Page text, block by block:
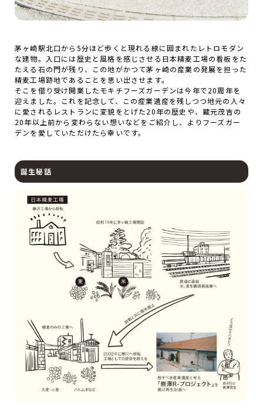
茅ヶ崎駅北口から5分ほど歩くと現れる緑に囲まれたレトロモダン
な建物。入口には歴史と風格を感じさせる日本精麦工場の看板をた
たえる石の門が残り、この地がかつて茅ヶ崎の産業の発展を担った
精麦工場跡地であることを思い出させます。
そこを借り受け開業したモキチフーズガーデンは今年で20周年を
迎えました。これを記念して、この産業遺産を残しつつ地元の人々
に愛されるレストランに変貌をとげた20年の歴史や、蔵元茂吉の
20年以上前から変わらない想いなどをご紹介し、よりフーズガー
デンを愛していただけたら幸いです。
誕生秘話